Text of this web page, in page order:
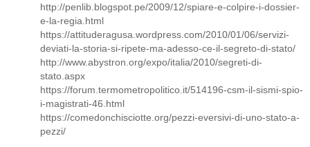
http://penlib.blogspot.pe/2009/12/spiare-e-colpire-i-dossier-
e-la-regia.html
https://attituderagusa.wordpress.com/2010/01/06/servizi-
deviati-la-storia-si-ripete-ma-adesso-ce-il-segreto-di-stato/
http://www.abystron.org/expo/italia/2010/segreti-di-
stato.aspx
https://forum.termometropolitico.it/514196-csm-il-sismi-spio-
i-magistrati-46.html
https://comedonchisciotte.org/pezzi-eversivi-di-uno-stato-a-
pezzi/